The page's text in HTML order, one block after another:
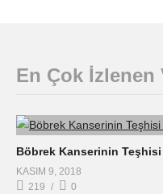
En Çok İzlenen
Böbrek Kanserinin
KASIM 9, 2018
219
0